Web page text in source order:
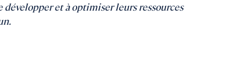
développer et à optimiser leurs ressources